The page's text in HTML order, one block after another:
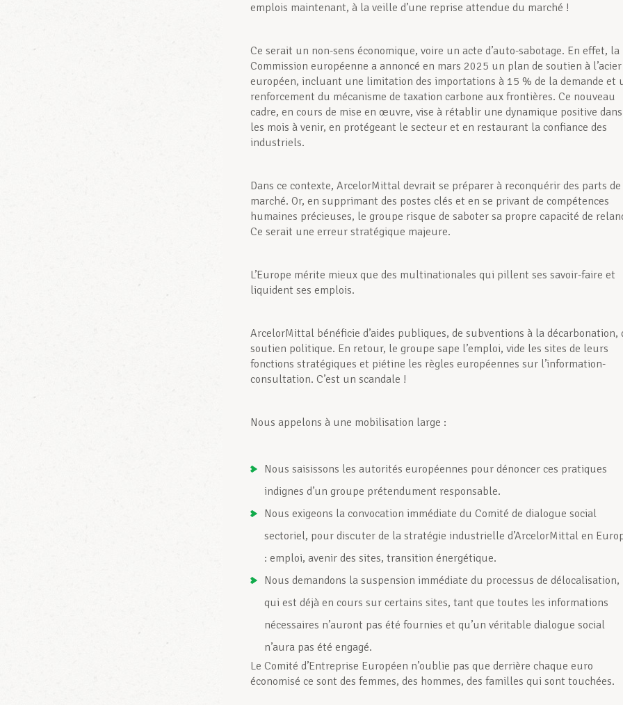
emplois maintenant, à la veille d’une reprise attendue du marché !
Ce serait un non-sens économique, voire un acte d’auto-sabotage. En effet, la
Commission européenne a annoncé en mars 2025 un plan de soutien à l’acier
européen, incluant une limitation des importations à 15 % de la demande et
renforcement du mécanisme de taxation carbone aux frontières. Ce nouveau
cadre, en cours de mise en œuvre, vise à rétablir une dynamique positive dans
les mois à venir, en protégeant le secteur et en restaurant la confiance des
industriels.
Dans ce contexte, ArcelorMittal devrait se préparer à reconquérir des parts de
marché. Or, en supprimant des postes clés et en se privant de compétences
humaines précieuses, le groupe risque de saboter sa propre capacité de
Ce serait une erreur stratégique majeure.
L’Europe mérite mieux que des multinationales qui pillent ses savoir-faire et
liquident ses emplois.
ArcelorMittal bénéficie d’aides publiques, de subventions à la décarbonation,
soutien politique. En retour, le groupe sape l’emploi, vide les sites de leurs
fonctions stratégiques et piétine les règles européennes sur l’information-
consultation. C’est un scandale !
Nous appelons à une mobilisation large :
Nous saisissons les autorités européennes pour dénoncer ces pratiques
indignes d’un groupe prétendument responsable.
Nous exigeons la convocation immédiate du Comité de dialogue social
sectoriel, pour discuter de la stratégie industrielle d’ArcelorMittal en
: emploi, avenir des sites, transition énergétique.
Nous demandons la suspension immédiate du processus de délocalisation,
qui est déjà en cours sur certains sites, tant que toutes les informations
nécessaires n’auront pas été fournies et qu’un véritable dialogue social
n’aura pas été engagé.
Le Comité d’Entreprise Européen n’oublie pas que derrière chaque euro
économisé ce sont des femmes, des hommes, des familles qui sont touchées.